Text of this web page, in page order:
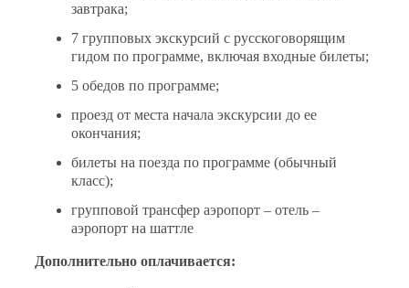
завтрака;
7 групповых экскурсий с русскоговорящим
гидом по программе, включая входные билеты;
5 обедов по программе;
проезд от места начала экскурсии до ее
окончания;
билеты на поезда по программе (обычный
класс);
групповой трансфер аэропорт – отель –
аэропорт на шаттле
Дополнительно оплачивается: